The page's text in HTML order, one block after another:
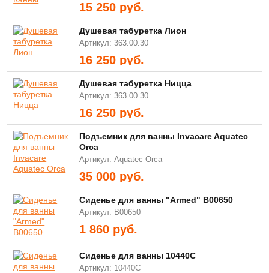
15 250 руб.
Душевая табуретка Лион
Артикул: 363.00.30
16 250 руб.
Душевая табуретка Ницца
Артикул: 363.00.30
16 250 руб.
Подъемник для ванны Invacare Aquatec
Orca
Артикул: Aquatec Orca
35 000 руб.
Сиденье для ванны "Armed" В00650
Артикул: В00650
1 860 руб.
Сиденье для ванны 10440C
Артикул: 10440C